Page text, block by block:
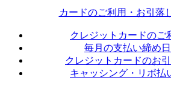
カードのご利用・お引落
クレジットカードのご
毎月の支払い締め
クレジットカードのお
キャッシング・リボ払